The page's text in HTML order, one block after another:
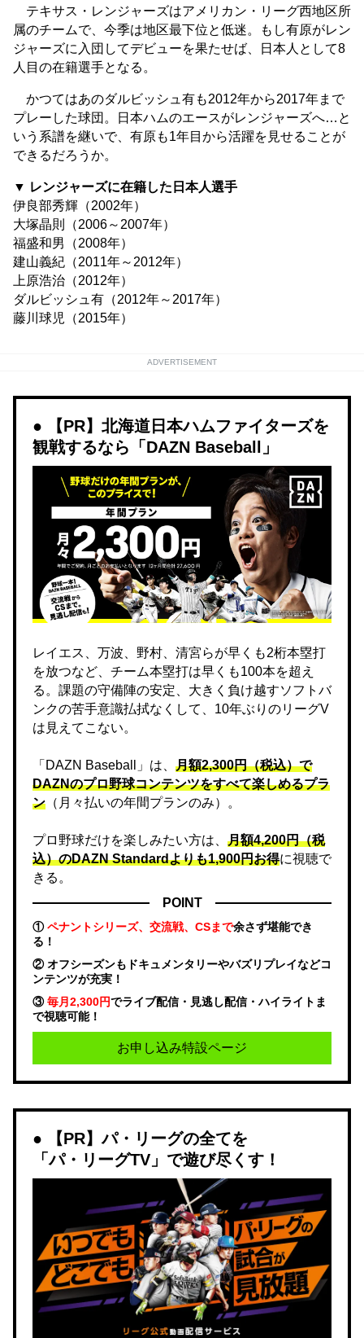
テキサス・レンジャーズはアメリカン・リーグ西地区所
属のチームで、今季は地区最下位と低迷。もし有原がレン
ジャーズに入団してデビューを果たせば、日本人として8
人目の在籍選手となる。
かつてはあのダルビッシュ有も2012年から2017年まで
プレーした球団。日本ハムのエースがレンジャーズへ…と
いう系譜を継いで、有原も1年目から活躍を見せることが
できるだろうか。
▼ レンジャーズに在籍した日本人選手
伊良部秀輝（2002年）
大塚晶則（2006～2007年）
福盛和男（2008年）
建山義紀（2011年～2012年）
上原浩治（2012年）
ダルビッシュ有（2012年～2017年）
藤川球児（2015年）
ADVERTISEMENT
【PR】北海道日本ハムファイターズを
観戦するなら「DAZN Baseball」
レイエス、万波、野村、清宮らが早くも2桁本塁打
を放つなど、チーム本塁打は早くも100本を超え
る。課題の守備陣の安定、大きく負け越すソフトバ
ンクの苦手意識払拭なくして、10年ぶりのリーグV
は見えてこない。
「DAZN Baseball」は、 月額2,300円（税込）で
DAZNのプロ野球コンテンツをすべて楽しめるプラ
ン （月々払いの年間プランのみ）。
プロ野球だけを楽しみたい方は、 月額4,200円（税
込）のDAZN Standard​よりも1,900円お得に視聴で
きる。
POINT
①ペナントシリーズ、交流戦、CSまで余さず堪能でき
る！
② オフシーズンもドキュメンタリーやバズリプレイなどコ
ンテンツが充実！
③毎月2,300円でライブ配信・見逃し配信・ハイライトま
で視聴可能！
お申し込み特設ページ
【PR】パ・リーグの全てを
「パ・リーグTV」で遊び尽くす！